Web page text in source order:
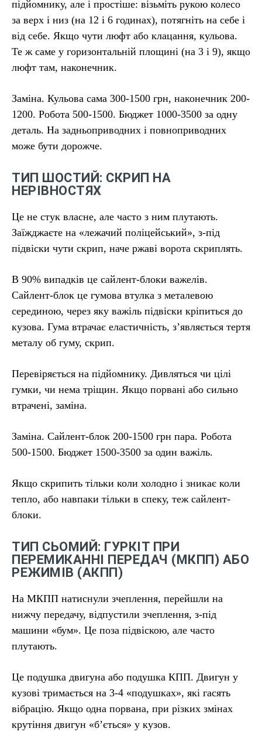
підйомнику, але і простіше: візьміть рукою колесо
за верх і низ (на 12 і 6 годинах), потягніть на себе і
від себе. Якщо чути люфт або клацання, кульова.
Те ж саме у горизонтальній площині (на 3 і 9), якщо
люфт там, наконечник.
Заміна. Кульова сама 300-1500 грн, наконечник 200-
1200. Робота 500-1500. Бюджет 1000-3500 за одну
деталь. На задньоприводних і повноприводних
може бути дорожче.
ТИП ШОСТИЙ: СКРИП НА
НЕРІВНОСТЯХ
Це не стук власне, але часто з ним плутають.
Заїжджаєте на «лежачий поліцейський», з-під
підвіски чути скрип, наче ржаві ворота скриплять.
В 90% випадків це сайлент-блоки важелів.
Сайлент-блок це гумова втулка з металевою
серединою, через яку важіль підвіски кріпиться до
кузова. Гума втрачає еластичність, з’являється тертя
металу об гуму, скрип.
Перевіряється на підйомнику. Дивляться чи цілі
гумки, чи нема тріщин. Якщо порвані або сильно
втрачені, заміна.
Заміна. Сайлент-блок 200-1500 грн пара. Робота
500-1500. Бюджет 1500-3500 за один важіль.
Якщо скрипить тільки коли холодно і зникає коли
тепло, або навпаки тільки в спеку, теж сайлент-
блоки.
ТИП СЬОМИЙ: ГУРКІТ ПРИ
ПЕРЕМИКАННІ ПЕРЕДАЧ (МКПП) АБО
РЕЖИМІВ (АКПП)
На МКПП натиснули зчеплення, перейшли на
нижчу передачу, відпустили зчеплення, з-під
машини «бум». Це поза підвіскою, але часто
плутають.
Це подушка двигуна або подушка КПП. Двигун у
кузові тримається на 3-4 «подушках», які гасять
вібрацію. Якщо одна порвана, при різких змінах
крутіння двигун «б’ється» у кузов.